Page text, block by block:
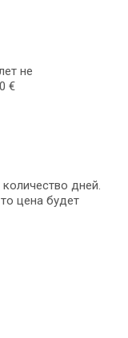
не
€
дней.
цена будет